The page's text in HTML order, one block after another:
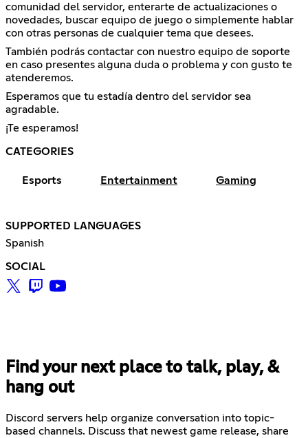
comunidad del servidor, enterarte de actualizaciones o
novedades, buscar equipo de juego o simplemente hablar
con otras personas de cualquier tema que desees.
También podrás contactar con nuestro equipo de soporte
en caso presentes alguna duda o problema y con gusto te
atenderemos.
Esperamos que tu estadía dentro del servidor sea
agradable.
¡Te esperamos!
CATEGORIES
Esports Entertainment Gaming
SUPPORTED LANGUAGES
Spanish
SOCIAL
Find your next place to talk, play, &
hang out
Discord servers help organize conversation into topic-
based channels. Discuss that newest game release, share